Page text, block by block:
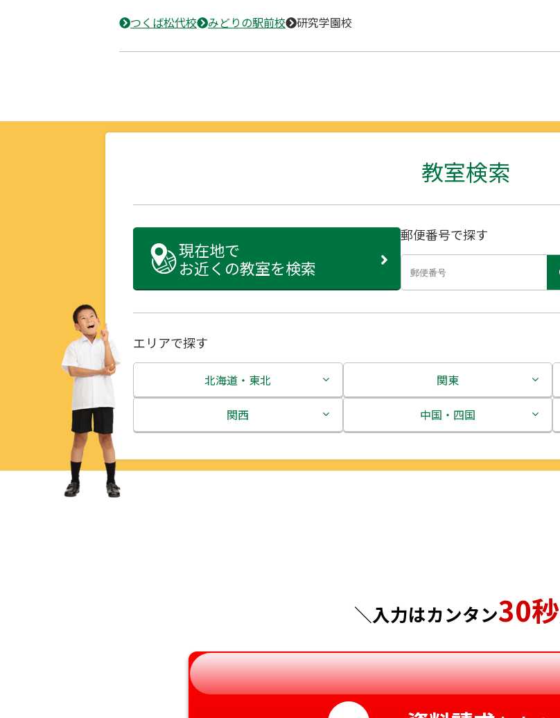
つくば松代校 みどりの駅前校 研究学園校
教室検索
現在地で
お近くの教室を検索
郵便番号で探す
エリアで探す
北海道・東北
北海道
関東
茨城県
神奈川県
関西
和歌山県
中国・四国
徳島県
香川県
愛媛県
＼入力はカンタン30秒